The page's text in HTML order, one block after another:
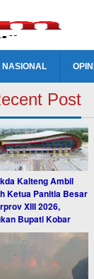
NASIONAL OPINI
Post
Kalteng Ambil
Ketua Panitia Besar
XIII 2026,
Bupati Kobar